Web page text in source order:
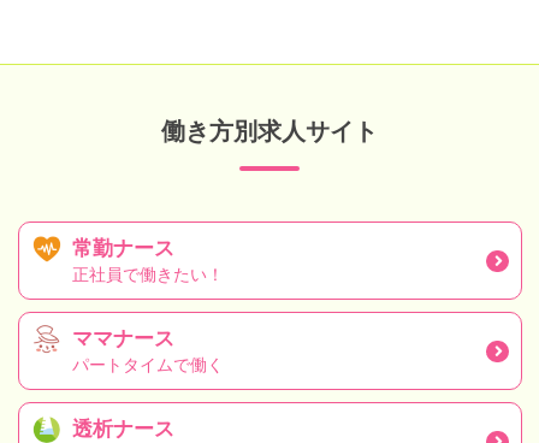
働き方別求人サイト
常勤ナース
正社員で働きたい！
ママナース
パートタイムで働く
透析ナース